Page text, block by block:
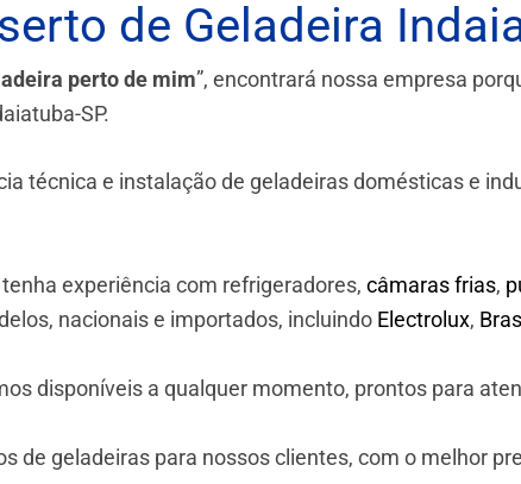
de Geladeira
perto de mim”, encontrará nossa empresa
SP.
técnica e instalação de geladeiras domésticas e
experiência com refrigeradores, câmaras frias,
nacionais e importados, incluindo Electrolux,
disponíveis a qualquer momento, prontos para
de geladeiras para nossos clientes, com o melhor